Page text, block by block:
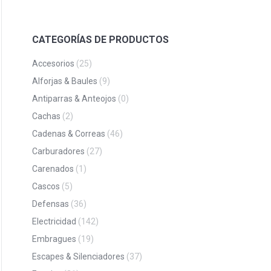
CATEGORÍAS DE PRODUCTOS
Accesorios (25)
Alforjas & Baules (9)
Antiparras & Anteojos (0)
Cachas (2)
Cadenas & Correas (46)
Carburadores (27)
Carenados (1)
Cascos (5)
Defensas (36)
Electricidad (142)
Embragues (19)
Escapes & Silenciadores (37)